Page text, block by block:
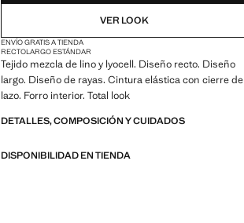
VER LOOK
ENVÍO GRATIS A TIENDA
RECTOLARGO ESTÁNDAR
Tejido mezcla de lino y lyocell. Diseño recto. Diseño
largo. Diseño de rayas. Cintura elástica con cierre de
lazo. Forro interior. Total look
DETALLES, COMPOSICIÓN Y CUIDADOS
DISPONIBILIDAD EN TIENDA